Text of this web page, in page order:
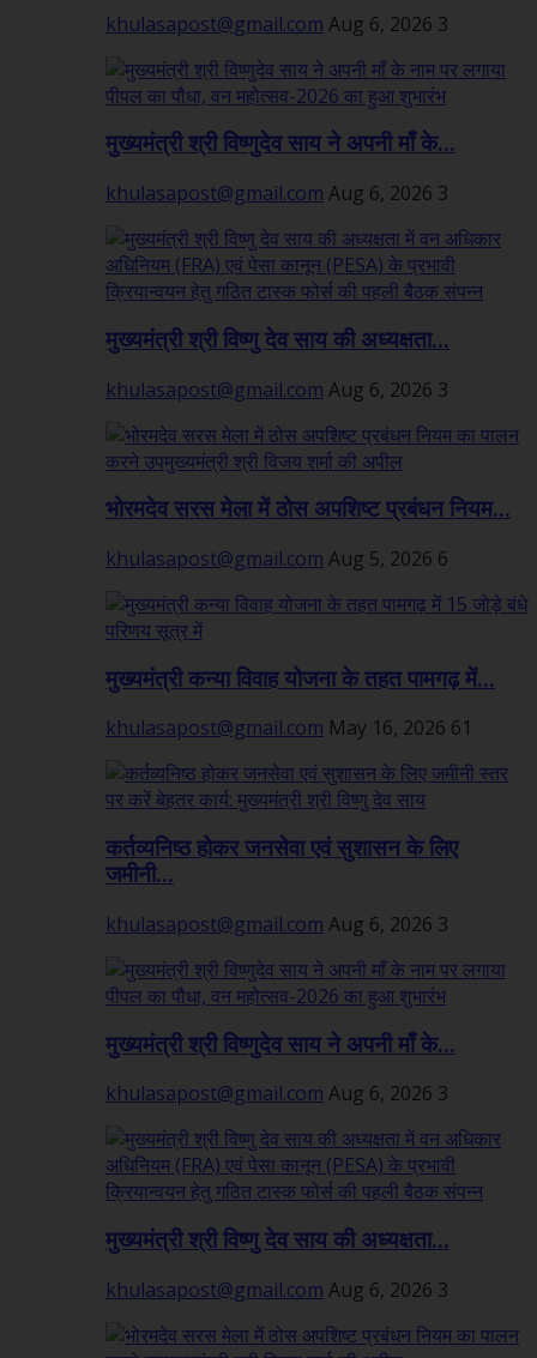
khulasapost@gmail.com Aug 6, 2026 3
मुख्यमंत्री श्री विष्णुदेव साय ने अपनी माँ के...
khulasapost@gmail.com Aug 6, 2026 3
मुख्यमंत्री श्री विष्णु देव साय की अध्यक्षता...
khulasapost@gmail.com Aug 6, 2026 3
भोरमदेव सरस मेला में ठोस अपशिष्ट प्रबंधन नियम...
khulasapost@gmail.com Aug 5, 2026 6
मुख्यमंत्री कन्या विवाह योजना के तहत पामगढ़ में...
khulasapost@gmail.com May 16, 2026 61
कर्तव्यनिष्ठ होकर जनसेवा एवं सुशासन के लिए
जमीनी...
khulasapost@gmail.com Aug 6, 2026 3
मुख्यमंत्री श्री विष्णुदेव साय ने अपनी माँ के...
khulasapost@gmail.com Aug 6, 2026 3
मुख्यमंत्री श्री विष्णु देव साय की अध्यक्षता...
khulasapost@gmail.com Aug 6, 2026 3